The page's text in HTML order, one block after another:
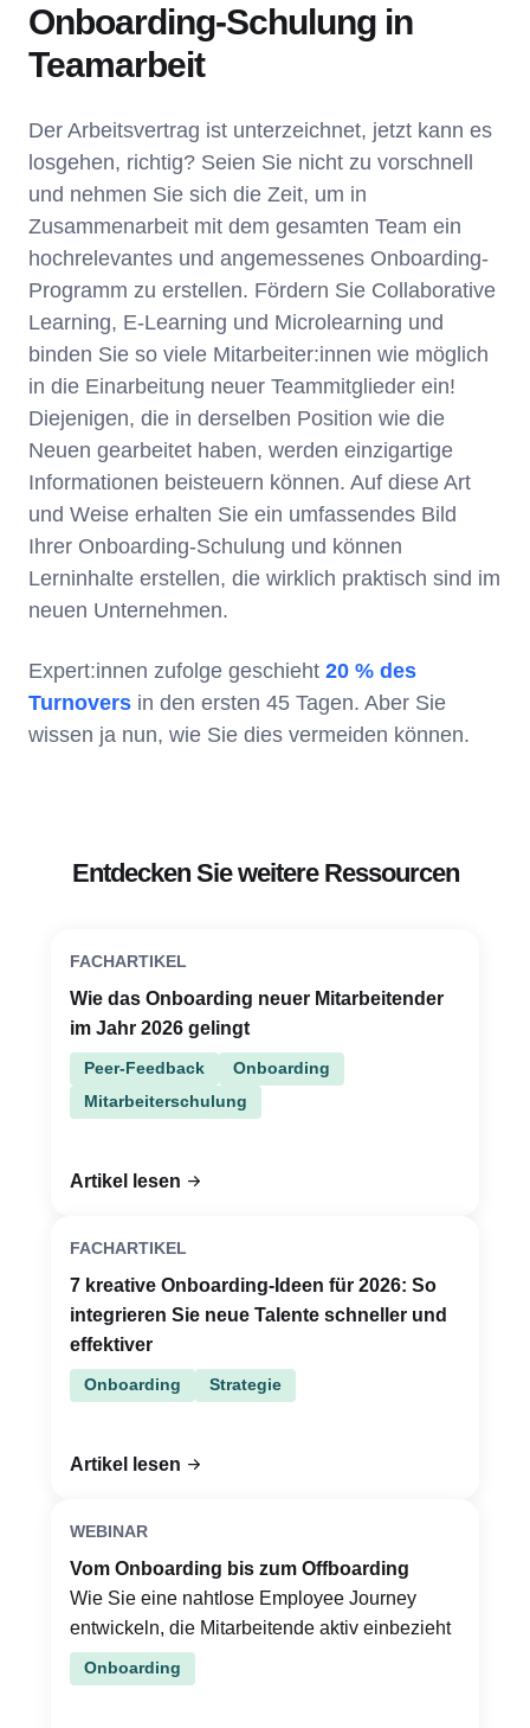
Onboarding-Schulung in
Teamarbeit
Der Arbeitsvertrag ist unterzeichnet, jetzt kann es
losgehen, richtig? Seien Sie nicht zu vorschnell
und nehmen Sie sich die Zeit, um in
Zusammenarbeit mit dem gesamten Team ein
hochrelevantes und angemessenes Onboarding-
Programm zu erstellen. Fördern Sie Collaborative
Learning, E-Learning und Microlearning und
binden Sie so viele Mitarbeiter:innen wie möglich
in die Einarbeitung neuer Teammitglieder ein!
Diejenigen, die in derselben Position wie die
Neuen gearbeitet haben, werden einzigartige
Informationen beisteuern können. Auf diese Art
und Weise erhalten Sie ein umfassendes Bild
Ihrer Onboarding-Schulung und können
Lerninhalte erstellen, die wirklich praktisch sind im
neuen Unternehmen.
Expert:innen zufolge geschieht 20 % des
Turnovers in den ersten 45 Tagen. Aber Sie
wissen ja nun, wie Sie dies vermeiden können.
Entdecken Sie weitere Ressourcen
FACHARTIKEL
Wie das Onboarding neuer Mitarbeitender
im Jahr 2026 gelingt
Peer-Feedback
Onboarding
Mitarbeiterschulung
Artikel lesen
FACHARTIKEL
7 kreative Onboarding-Ideen für 2026: So
integrieren Sie neue Talente schneller und
effektiver
Onboarding Strategie
Artikel lesen
WEBINAR
Vom Onboarding bis zum Offboarding
Wie Sie eine nahtlose Employee Journey
entwickeln, die Mitarbeitende aktiv einbezieht
Onboarding